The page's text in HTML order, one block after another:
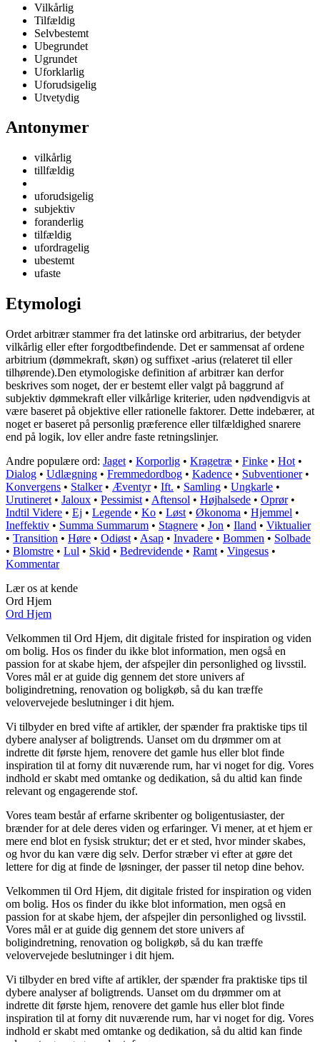
Vilkårlig
Tilfældig
Selvbestemt
Ubegrundet
Ugrundet
Uforklarlig
Uforudsigelig
Utvetydig
Antonymer
vilkårlig
tillfældig
uforudsigelig
subjektiv
foranderlig
tilfældig
ufordragelig
ubestemt
ufaste
Etymologi
Ordet arbitrær stammer fra det latinske ord arbitrarius, der betyder
vilkårlig eller efter forgodtbefindende. Det er sammensat af ordene
arbitrium (dømmekraft, skøn) og suffixet -arius (relateret til eller
tilhørende).Den etymologiske definition af arbitrær kan derfor
beskrives som noget, der er bestemt eller valgt på baggrund af
subjektiv dømmekraft eller vilkårlige kriterier, uden nødvendigvis at
være baseret på objektive eller rationelle faktorer. Dette indebærer, at
noget er baseret på personlig præference eller tilfældighed snarere
end på logik, lov eller andre faste retningslinjer.
Andre populære ord: Jaget • Korporlig • Kragetræ • Finke • Hot •
Dialog • Udlægning • Fremmedordbog • Kadence • Subventioner•
Konvergens • Stalker• Æventyr• Ift. • Samling • Ungkarle •
Urutineret • Jaloux • Pessimist • Aftensol • Højhalsede • Oprør•
Indtil Videre • Ej • Legende • Ko • Løst • Økonoma • Hjemmel •
Ineffektiv • Summa Summarum • Stagnere • Jon • Iland • Viktualier
• Transition • Høre • Odiøst • Asap • Invadere • Bommen • Solbade
• Blomstre • Lul • Skid • Bedrevidende • Ramt • Vingesus •
Kommentar
Lær os at kende
Ord Hjem
Ord Hjem
Velkommen til Ord Hjem, dit digitale fristed for inspiration og viden
om bolig. Hos os finder du ikke blot information, men også en
passion for at skabe hjem, der afspejler din personlighed og livsstil.
Vores mål er at guide dig gennem det store univers af
boligindretning, renovation og boligkøb, så du kan træffe
velovervejede beslutninger i dit hjem.
Vi tilbyder en bred vifte af artikler, der spænder fra praktiske tips til
dybere analyser af boligtrends. Uanset om du drømmer om at
indrette dit første hjem, renovere det gamle hus eller blot finde
inspiration til at forny dit nuværende rum, har vi noget for dig. Vores
indhold er skabt med omtanke og dedikation, så du altid kan finde
relevant og engagerende stof.
Vores team består af erfarne skribenter og boligentusiaster, der
brænder for at dele deres viden og erfaringer. Vi mener, at et hjem er
mere end blot en fysisk struktur; det er et sted, hvor minder skabes,
og hvor du kan være dig selv. Derfor stræber vi efter at gøre det
lettere for dig at finde de løsninger, der passer til netop dine behov.
Velkommen til Ord Hjem, dit digitale fristed for inspiration og viden
om bolig. Hos os finder du ikke blot information, men også en
passion for at skabe hjem, der afspejler din personlighed og livsstil.
Vores mål er at guide dig gennem det store univers af
boligindretning, renovation og boligkøb, så du kan træffe
velovervejede beslutninger i dit hjem.
Vi tilbyder en bred vifte af artikler, der spænder fra praktiske tips til
dybere analyser af boligtrends. Uanset om du drømmer om at
indrette dit første hjem, renovere det gamle hus eller blot finde
inspiration til at forny dit nuværende rum, har vi noget for dig. Vores
indhold er skabt med omtanke og dedikation, så du altid kan finde